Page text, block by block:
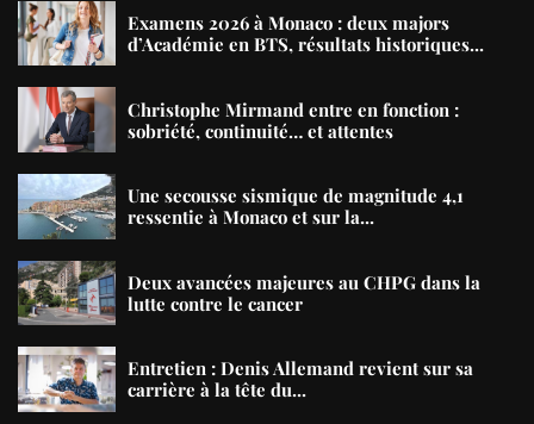
Examens 2026 à Monaco : deux majors
d’Académie en BTS, résultats historiques...
Christophe Mirmand entre en fonction :
sobriété, continuité… et attentes
Une secousse sismique de magnitude 4,1
ressentie à Monaco et sur la...
Deux avancées majeures au CHPG dans la
lutte contre le cancer
Entretien : Denis Allemand revient sur sa
carrière à la tête du...